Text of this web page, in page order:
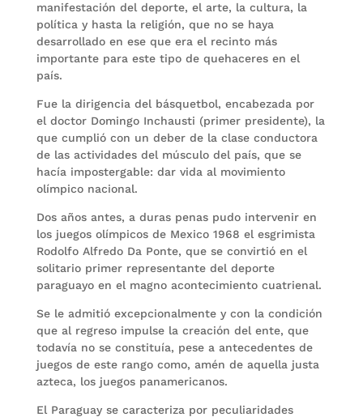
manifestación del deporte, el arte, la cultura, la
política y hasta la religión, que no se haya
desarrollado en ese que era el recinto más
importante para este tipo de quehaceres en el
país.
Fue la dirigencia del básquetbol, encabezada por
el doctor Domingo Inchausti (primer presidente), la
que cumplió con un deber de la clase conductora
de las actividades del músculo del país, que se
hacía impostergable: dar vida al movimiento
olímpico nacional.
Dos años antes, a duras penas pudo intervenir en
los juegos olímpicos de Mexico 1968 el esgrimista
Rodolfo Alfredo Da Ponte, que se convirtió en el
solitario primer representante del deporte
paraguayo en el magno acontecimiento cuatrienal.
Se le admitió excepcionalmente y con la condición
que al regreso impulse la creación del ente, que
todavía no se constituía, pese a antecedentes de
juegos de este rango como, amén de aquella justa
azteca, los juegos panamericanos.
El Paraguay se caracteriza por peculiaridades